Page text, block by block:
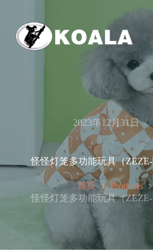
2023年12月31日
怪怪灯笼多功能玩具（ZEZE-
首页
Products
怪怪灯笼多功能玩具（ZEZE-